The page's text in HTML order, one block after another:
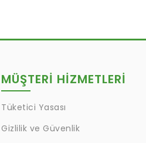
MÜŞTERİ HİZMETLERİ
Tüketici Yasası
Gizlilik ve Güvenlik